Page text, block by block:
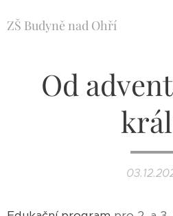
ZŠ Budyně nad Ohří
Od